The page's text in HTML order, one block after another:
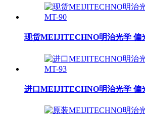
现货MEIJITECHNO明治光学 偏
进口MEIJITECHNO明治光学 偏